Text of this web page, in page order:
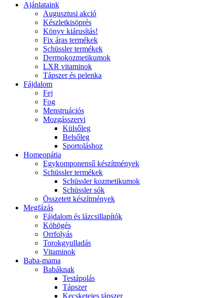
Ajánlataink
Augusztusi akció
Készletkisöprés
Könyv kiárusítás!
Fix áras termékek
Schüssler termékek
Dermokozmetikumok
LXR vitaminok
Tápszer és pelenka
Fájdalom
Fej
Fog
Menstruációs
Mozgásszervi
Külsőleg
Belsőleg
Sportoláshoz
Homeopátia
Egykomponensű készítmények
Schüssler termékek
Schüssler kozmetikumok
Schüssler sók
Összetett készítmények
Megfázás
Fájdalom és lázcsillapítók
Köhögés
Orrfolyás
Torokgyulladás
Vitaminok
Baba-mama
Babáknak
Testápolás
Tápszer
Kecsketejes tápszer